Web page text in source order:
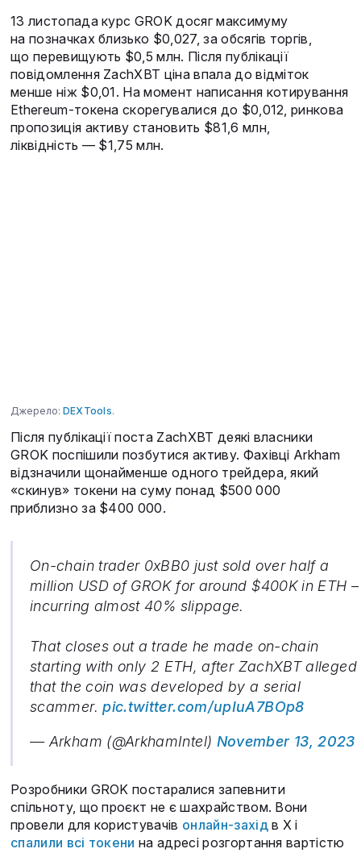
13 листопада курс GROK досяг максимуму
на позначках близько $0,027, за обсягів торгів,
що перевищують $0,5 млн. Після публікації
повідомлення ZachXBT ціна впала до відміток
менше ніж $0,01. На момент написання котирування
Ethereum-токена скорегувалися до $0,012, ринкова
пропозиція активу становить $81,6 млн,
ліквідність — $1,75 млн.
Джерело: DEXTools.
Після публікації поста ZachXBT деякі власники
GROK поспішили позбутися активу. Фахівці Arkham
відзначили щонайменше одного трейдера, який
«скинув» токени на суму понад $500 000
приблизно за $400 000.
On-chain trader 0xBB0 just sold over half a
million USD of GROK for around $400K in ETH –
incurring almost 40% slippage.
That closes out a trade he made on-chain
starting with only 2 ETH, after ZachXBT alleged
that the coin was developed by a serial
scammer.pic.twitter.com/upIuA7BOp8
— Arkham (@ArkhamIntel) November 13, 2023
Розробники GROK постаралися запевнити
спільноту, що проєкт не є шахрайством. Вони
провели для користувачів онлайн-західв X і
спалили всі токени на адресі розгортання вартістю